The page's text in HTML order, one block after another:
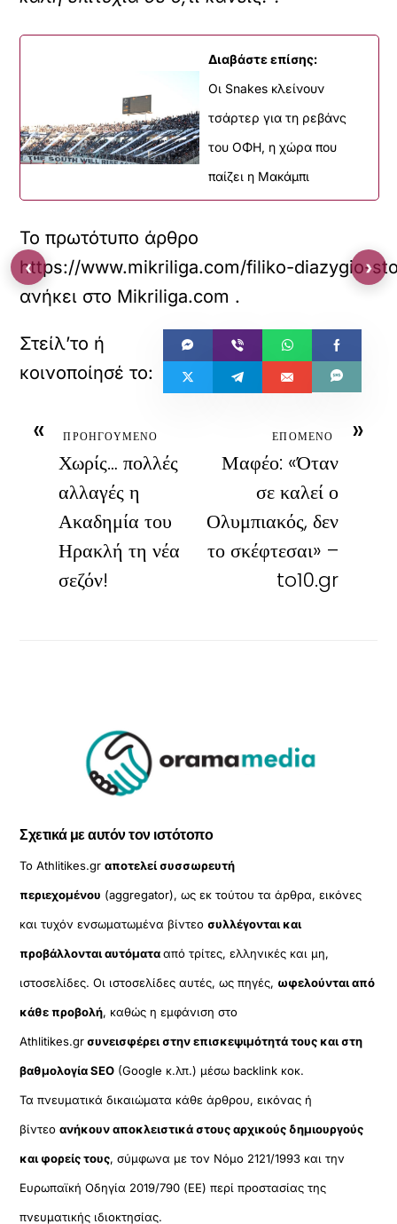
Διαβάστε επίσης:
Οι Snakes κλείνουν
τσάρτερ για τη ρεβάνς
του ΟΦΗ, η χώρα που
παίζει η Μακάμπι
Το πρωτότυπο άρθρο
https://www.mikriliga.com/filiko-diazygio-
ανήκει στο Mikriliga.com .
« ΠΡΟΗΓΟΥΜΕΝΟ
Χωρίς… πολλές
αλλαγές η
Ακαδημία του
Ηρακλή τη νέα
σεζόν!
»
ΕΠΟΜΕΝΟ
Μαφέο: «Όταν
σε καλεί ο
Ολυμπιακός, δεν
το σκέφτεσαι» –
to10.gr
Σχετικά με αυτόν τον ιστότοπο
Το Athlitikes.grαποτελεί συσσωρευτή
περιεχομένου (aggregator), ως εκ τούτου τα άρθρα, εικόνες
και τυχόν ενσωματωμένα βίντεοσυλλέγονται και
προβάλλονται αυτόματααπό τρίτες, ελληνικές και μη,
ιστοσελίδες. Οι ιστοσελίδες αυτές, ως πηγές, ωφελούνται από
κάθε προβολή, καθώς η εμφάνιση στο
Athlitikes.grσυνεισφέρει στην επισκεψιμότητά τους και στη
βαθμολογία SEO (Google κ.λπ.) μέσω backlink κοκ.
Τα πνευματικά δικαιώματα κάθε άρθρου, εικόνας ή
βίντεοανήκουν αποκλειστικά στους αρχικούς δημιουργούς
και φορείς τους, σύμφωνα με τον Νόμο 2121/1993 και την
Ευρωπαϊκή Οδηγία 2019/790 (ΕΕ) περί προστασίας της
πνευματικής ιδιοκτησίας.
‹ ›